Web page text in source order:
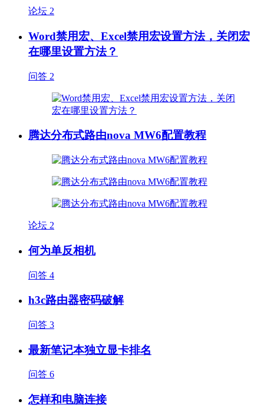
论坛 2
Word禁用宏、Excel禁用宏设置方法，关闭宏
在哪里设置方法？
问答 2
腾达分布式路由nova MW6配置教程
论坛 2
何为单反相机
问答 4
h3c路由器密码破解
问答 3
最新笔记本独立显卡排名
问答 6
怎样和电脑连接